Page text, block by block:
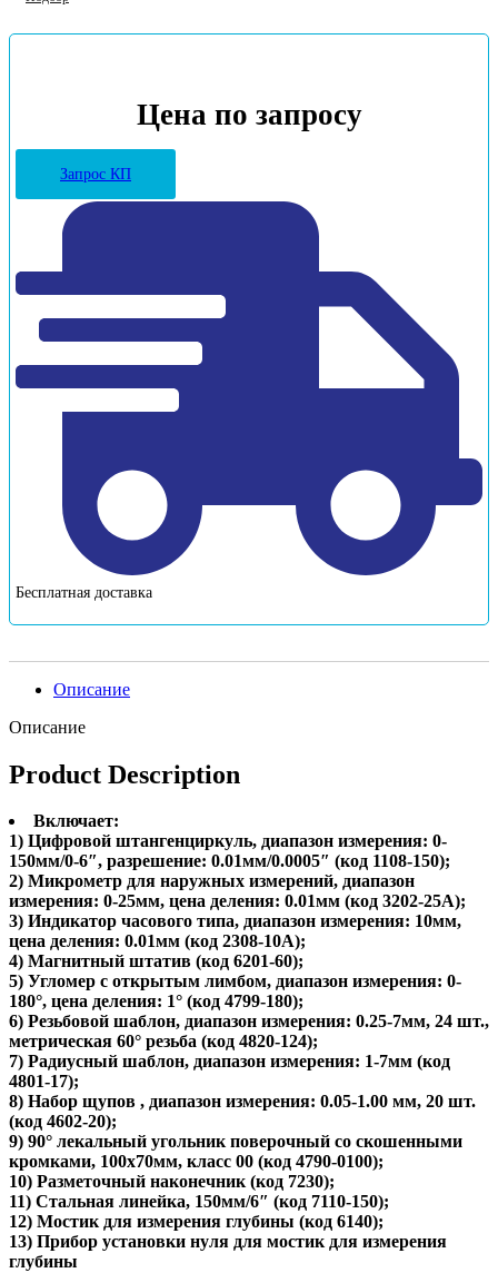
Цена по запросу
Запрос КП
Бесплатная доставка
Описание
Описание
Product Description
Включает:
1) Цифровой штангенциркуль, диапазон измерения: 0-
150мм/0-6″, разрешение: 0.01мм/0.0005″ (код 1108-150);
2) Микрометр для наружных измерений, диапазон
измерения: 0-25мм, цена деления: 0.01мм (код 3202-25А);
3) Индикатор часового типа, диапазон измерения: 10мм,
цена деления: 0.01мм (код 2308-10А);
4) Магнитный штатив (код 6201-60);
5) Угломер с открытым лимбом, диапазон измерения: 0-
180°, цена деления: 1° (код 4799-180);
6) Резьбовой шаблон, диапазон измерения: 0.25-7мм, 24 шт.,
метрическая 60° резьба (код 4820-124);
7) Радиусный шаблон, диапазон измерения: 1-7мм (код
4801-17);
8) Набор щупов , диапазон измерения: 0.05-1.00 мм, 20 шт.
(код 4602-20);
9) 90° лекальный угольник поверочный со скошенными
кромками, 100х70мм, класс 00 (код 4790-0100);
10) Разметочный наконечник (код 7230);
11) Стальная линейка, 150мм/6″ (код 7110-150);
12) Мостик для измерения глубины (код 6140);
13) Прибор установки нуля для мостик для измерения
глубины